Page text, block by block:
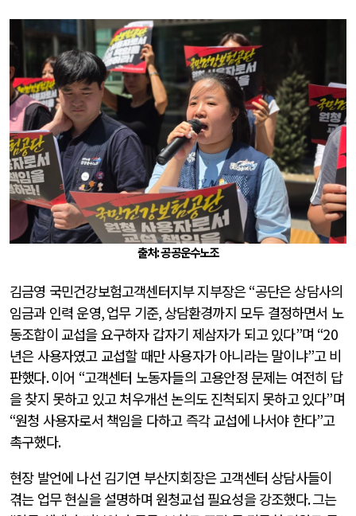
출처: 공공운수노조
김금영 국민건강보험고객센터지부 지부장은“공단은 상담사의
임금과 인력 운영,업무 기준, 상담환경까지 모두 결정하면서 노
동조합이 교섭을 요구하자 갑자기 제삼자가 되고 있다”며 “20
년은 사용자였고 교섭할 때만 사용자가 아니라는 말이냐”고 비
판했다.이어 “고객센터 노동자들의 고용안정 문제는 여전히 답
을 찾지 못하고 있고 처우개선 논의도 진척되지 못하고 있다”며
“원청 사용자로서 책임을 다하고 즉각 교섭에 나서야 한다”고
촉구했다.
현장 발언에 나선 김기연 부산지회장은 고객센터 상담사들이
겪는 업무 현실을 설명하며 원청교섭 필요성을 강조했다.그는